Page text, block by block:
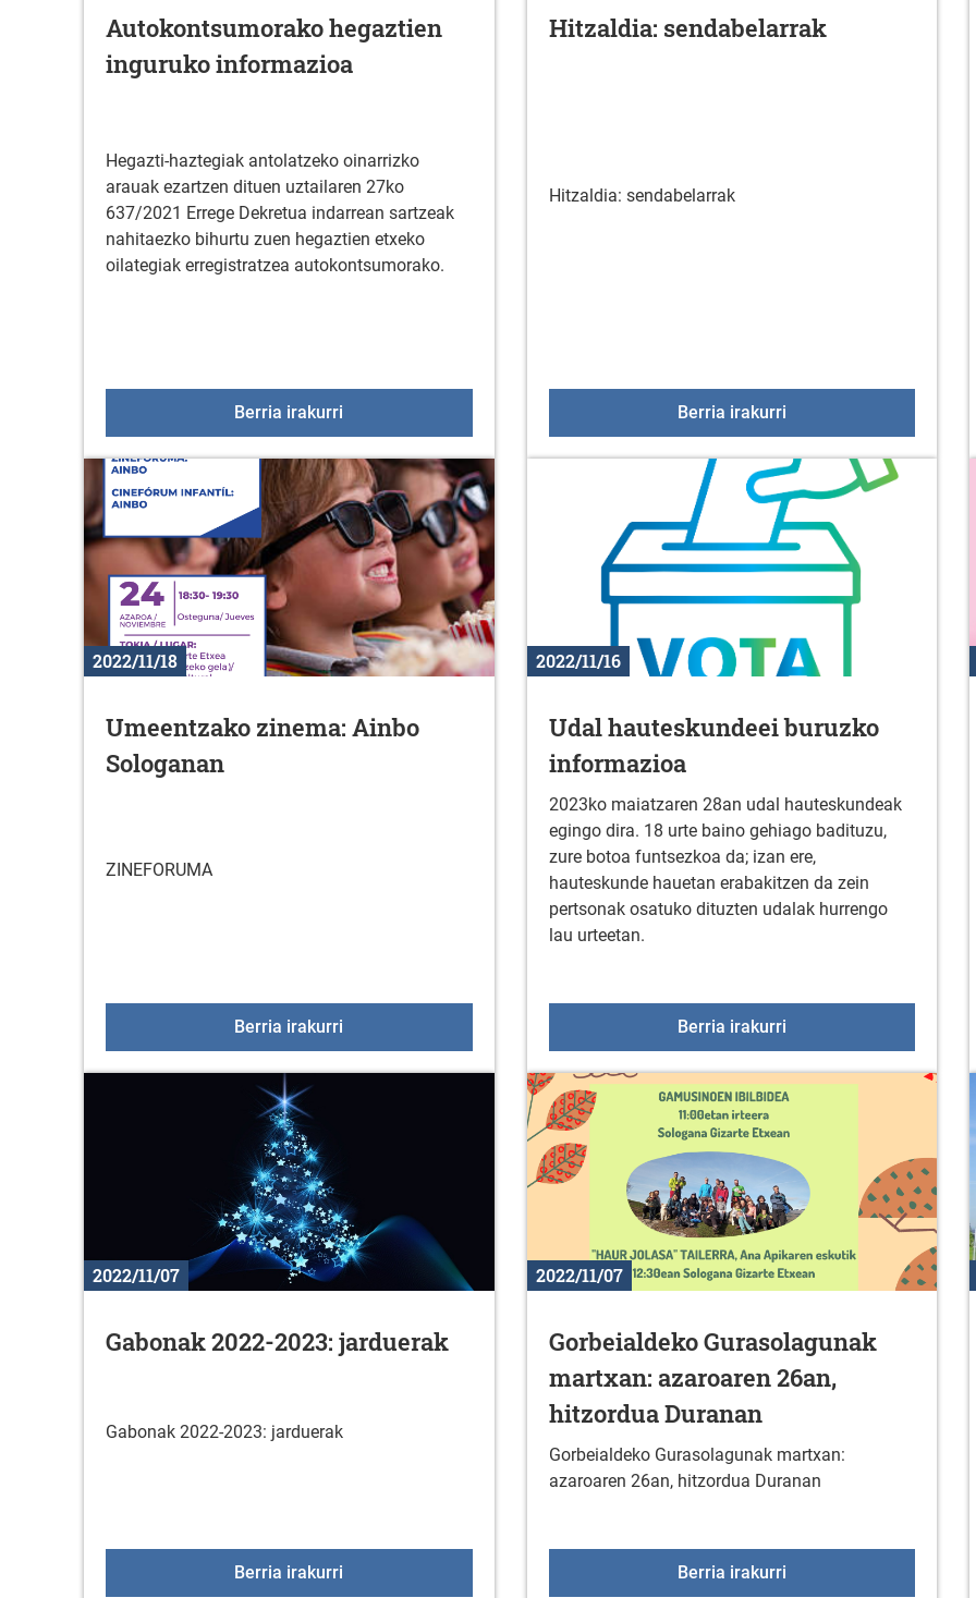
Autokontsumorako hegaztien
inguruko informazioa
Hegazti-haztegiak antolatzeko oinarrizko
arauak ezartzen dituen uztailaren 27ko
637/2021 Errege Dekretua indarrean sartzeak
nahitaezko bihurtu zuen hegaztien etxeko
oilategiak erregistratzea autokontsumorako.
Berria irakurri Autokontsumorako hegaztien inguruko informazioa
Hitzaldia: sendabelarrak
Hitzaldia: sendabelarrak
Berria irakurriHitzaldia: sendabelarrak
2022/11/18
Umeentzako zinema: Ainbo
Sologanan
ZINEFORUMA
Berria irakurri
2022/11/16
Udal hauteskundeei buruzko
informazioa
2023ko maiatzaren 28an udal hauteskundeak
egingo dira. 18 urte baino gehiago badituzu,
zure botoa funtsezkoa da; izan ere,
hauteskunde hauetan erabakitzen da zein
pertsonak osatuko dituzten udalak hurrengo
lau urteetan.
Berria irakurriUdal hauteskundeei
2022/11/07
Gabonak 2022-2023: jarduerak
Gabonak 2022-2023: jarduerak
Berria irakurri
2022/11/07
Gorbeialdeko Gurasolagunak
martxan: azaroaren 26an,
hitzordua Duranan
Gorbeialdeko Gurasolagunak martxan:
azaroaren 26an, hitzordua Duranan
Berria irakurriGorbeialdeko